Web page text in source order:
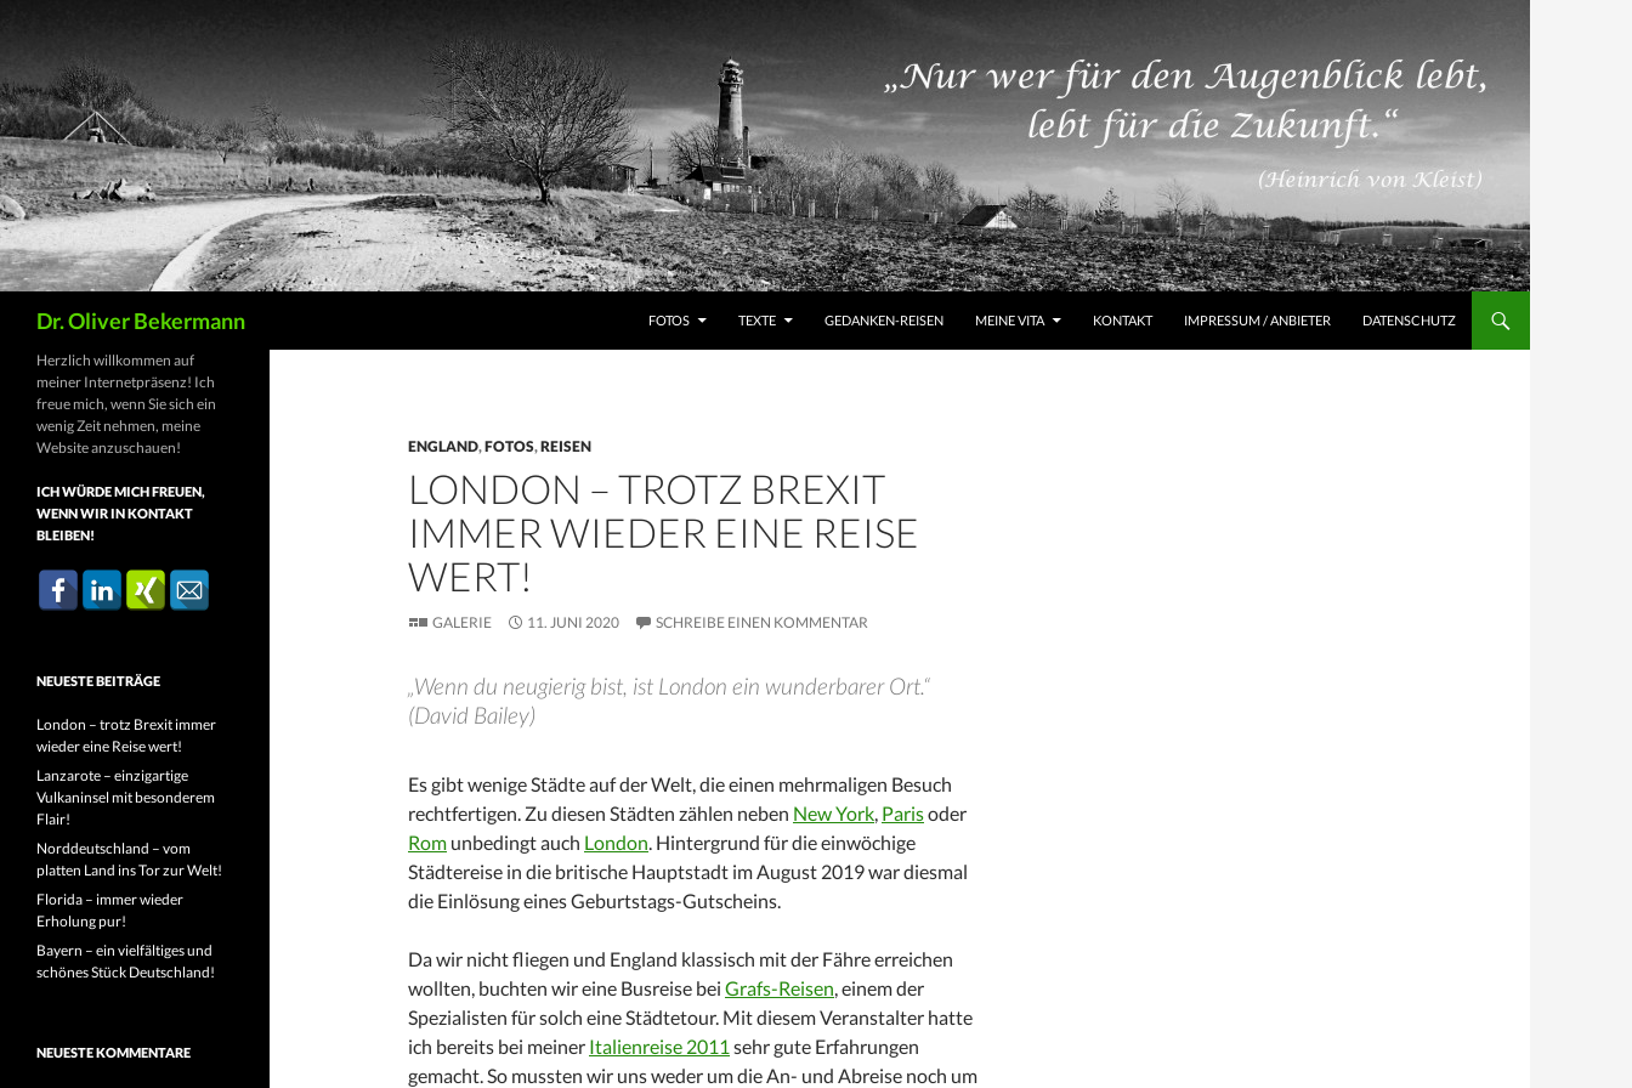
Dr. Oliver Bekermann
FOTOS
TEXTE GEDANKEN-REISEN MEINE VITA KONTAKT IMPRESSUM / ANBIETER DATENSCHUTZ
ENGLAND,FOTOS,REISEN
LONDON – TROTZ BREXIT
IMMER WIEDER EINE REISE
WERT!
GALERIE 11. JUNI 2020 SCHREIBE EINEN KOMMENTAR
„Wenn du neugierig bist, ist London ein wunderbarer Ort.“
(David Bailey)
Es gibt wenige Städte auf der Welt, die einen mehrmaligen Besuch
rechtfertigen. Zu diesen Städten zählen neben New York, Parisoder
Rom unbedingt auch London. Hintergrund für die einwöchige
Städtereise in die britische Hauptstadt im August 2019 war diesmal
die Einlösung eines Geburtstags-Gutscheins.
Da wir nicht fliegen und England klassisch mit der Fähre erreichen
wollten, buchten wir eine Busreise bei Grafs-Reisen, einem der
Spezialisten für solch eine Städtetour. Mit diesem Veranstalter hatte
ich bereits bei meiner Italienreise 2011 sehr gute Erfahrungen
gemacht. So mussten wir uns weder um die An- und Abreise noch um
Herzlich willkommen auf
meiner Internetpräsenz! Ich
freue mich, wenn Sie sich ein
wenig Zeit nehmen, meine
Website anzuschauen!
ICH WÜRDE MICH FREUEN,
WENN WIR IN KONTAKT
BLEIBEN!
NEUESTE BEITRÄGE
London – trotz Brexit immer
wieder eine Reise wert!
Lanzarote – einzigartige
Vulkaninsel mit besonderem
Flair!
Norddeutschland – vom
platten Land ins Tor zur Welt!
Florida – immer wieder
Erholung pur!
Bayern – ein vielfältiges und
schönes Stück Deutschland!
NEUESTE KOMMENTARE